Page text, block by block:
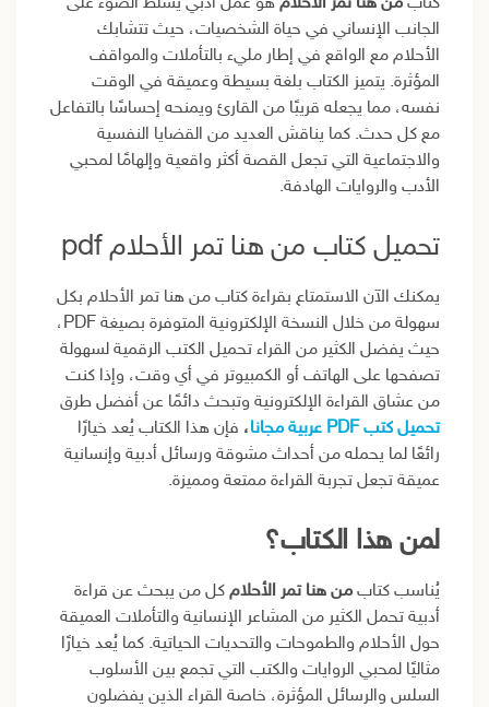
الجانب الإنساني في حياة الشخصيات، حيث تتشابك
الأحلام مع الواقع في إطار مليء بالتأملات والمواقف
المؤثرة. يتميز الكتاب بلغة بسيطة وعميقة في الوقت
نفسه، مما يجعله قريبًا من القارئ ويمنحه إحساسًا بالتفاعل
مع كل حدث. كما يناقش العديد من القضايا النفسية
والاجتماعية التي تجعل القصة أكثر واقعية وإلهامًا لمحبي
الأدب والروايات الهادفة.
تحميل كتاب من هنا تمر الأحلام pdf
يمكنك الآن الاستمتاع بقراءة كتاب من هنا تمر الأحلام بكل
سهولة من خلال النسخة الإلكترونية المتوفرة بصيغة PDF،
حيث يفضل الكثير من القراء تحميل الكتب الرقمية لسهولة
تصفحها على الهاتف أو الكمبيوتر في أي وقت، وإذا كنت
من عشاق القراءة الإلكترونية وتبحث دائمًا عن أفضل طرق
تحميل كتب PDF عربية مجانا
، فإن هذا الكتاب يُعد خيارًا
رائعًا لما يحمله من أحداث مشوقة ورسائل أدبية وإنسانية
عميقة تجعل تجربة القراءة ممتعة ومميزة.
لمن هذا الكتاب؟
يُناسب كتاب من هنا تمر الأحلام كل من يبحث عن قراءة
أدبية تحمل الكثير من المشاعر الإنسانية والتأملات العميقة
حول الأحلام والطموحات والتحديات الحياتية. كما يُعد خيارًا
مثاليًا لمحبي الروايات والكتب التي تجمع بين الأسلوب
السلس والرسائل المؤثرة، خاصة القراء الذين يفضلون